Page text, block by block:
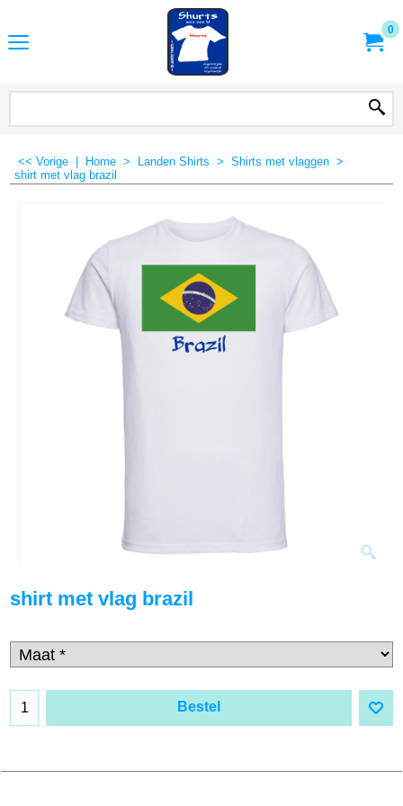
0
<< Vorige Home > Landen Shirts > Shirts met vlaggen >
shirt met vlag brazil
shirt met vlag brazil
Bestel